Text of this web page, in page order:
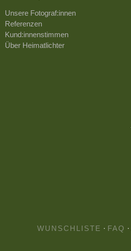
Unsere Fotograf:innen
Referenzen
Kund:innenstimmen
Über Heimatlichter
WUNSCHLISTE · FAQ ·